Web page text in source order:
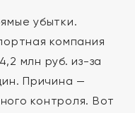
убытки.
компания
млн руб. из-за
Причина —
контроля. Вот